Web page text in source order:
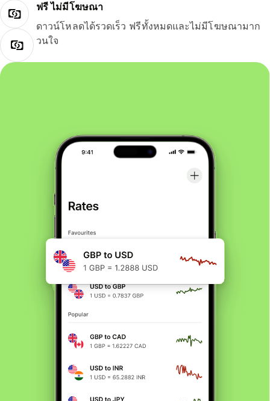
ฟรี ไม่มีโฆษณา
ดาวน์โหลดได้รวดเร็ว ฟรีทั้งหมดและไม่มีโฆษณามาก
วนใจ